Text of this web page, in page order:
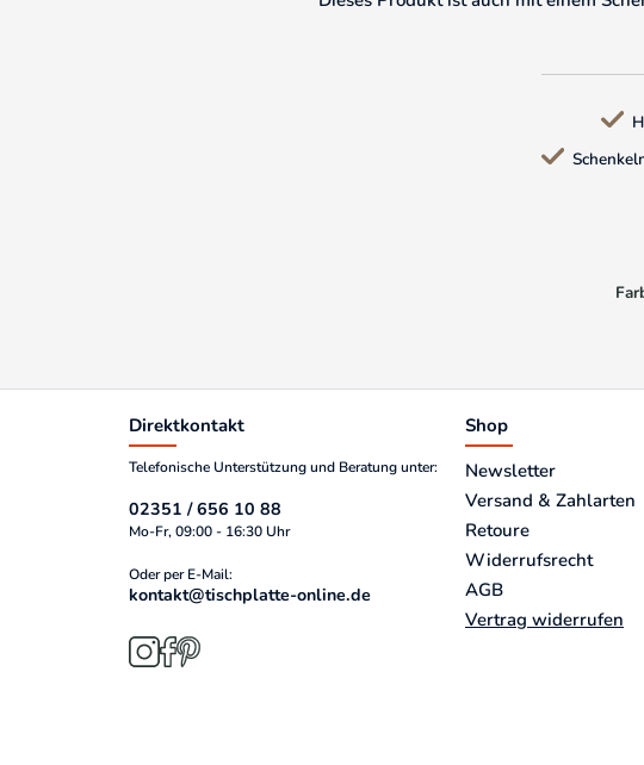
Direktkontakt
Telefonische Unterstützung und Beratung unter:
02351 / 656 10 88
Mo-Fr, 09:00 - 16:30 Uhr
Oder per E-Mail:
kontakt@tischplatte-online.de
Shop
Newsletter
Versand & Zahlarten
Retoure
Widerrufsrecht
AGB
Vertrag widerrufen